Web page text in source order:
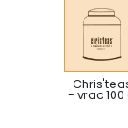
- vrac 100